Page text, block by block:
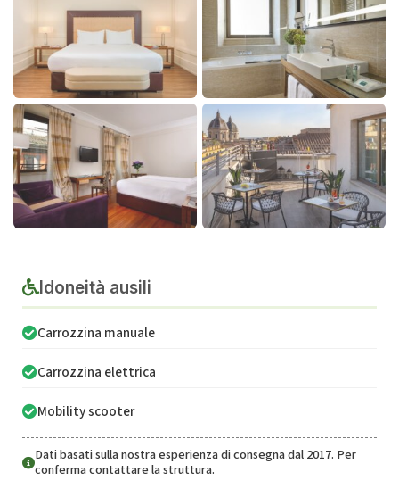
Idoneità ausili
Carrozzina manuale
Carrozzina elettrica
Mobility scooter
Dati basati sulla nostra esperienza di consegna dal 2017. Per
conferma contattare la struttura.